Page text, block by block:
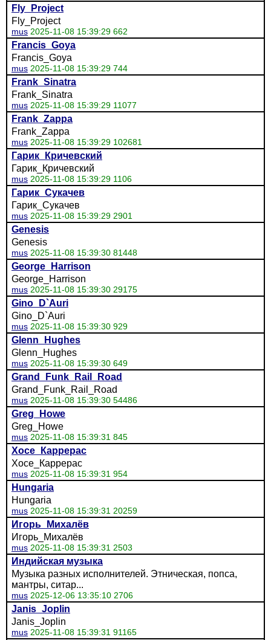
Fly_Project
Fly_Project
mus 2025-11-08 15:39:29 662
Francis_Goya
Francis_Goya
mus 2025-11-08 15:39:29 744
Frank_Sinatra
Frank_Sinatra
mus 2025-11-08 15:39:29 11077
Frank_Zappa
Frank_Zappa
mus 2025-11-08 15:39:29 102681
Гарик_Кричевский
Гарик_Кричевский
mus 2025-11-08 15:39:29 1106
Гарик_Сукачев
Гарик_Сукачев
mus 2025-11-08 15:39:29 2901
Genesis
Genesis
mus 2025-11-08 15:39:30 81448
George_Harrison
George_Harrison
mus 2025-11-08 15:39:30 29175
Gino_D`Auri
Gino_D`Auri
mus 2025-11-08 15:39:30 929
Glenn_Hughes
Glenn_Hughes
mus 2025-11-08 15:39:30 649
Grand_Funk_Rail_Road
Grand_Funk_Rail_Road
mus 2025-11-08 15:39:30 54486
Greg_Howe
Greg_Howe
mus 2025-11-08 15:39:31 845
Хосе_Каррерас
Хосе_Каррерас
mus 2025-11-08 15:39:31 954
Hungaria
Hungaria
mus 2025-11-08 15:39:31 20259
Игорь_Михалёв
Игорь_Михалёв
mus 2025-11-08 15:39:31 2503
Индийская музыка
Музыка разных исполнителей. Этническая, попса,
мантры, ситар...
mus 2025-12-06 13:35:10 2706
Janis_Joplin
Janis_Joplin
mus 2025-11-08 15:39:31 91165